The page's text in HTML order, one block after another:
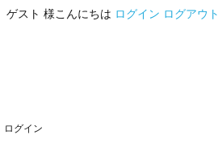
ゲスト 様こんにちは ログイン ログアウト
ログイン